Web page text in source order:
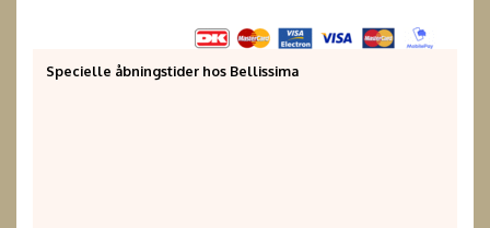
Specielle åbningstider hos Bellissima